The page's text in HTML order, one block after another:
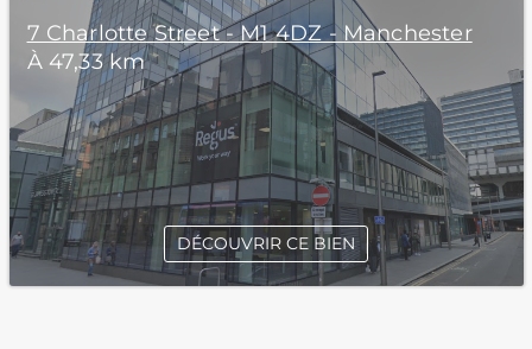
7 Charlotte Street - M1 4DZ - Manchester
À 47,33 km
DÉCOUVRIR CE BIEN